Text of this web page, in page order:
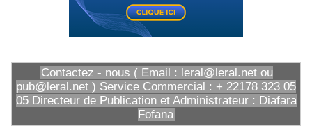
Contactez - nous ( Email : leral@leral.net ou
pub@leral.net ) Service Commercial : + 22178 323 05
05 Directeur de Publication et Administrateur : Diafara
Fofana